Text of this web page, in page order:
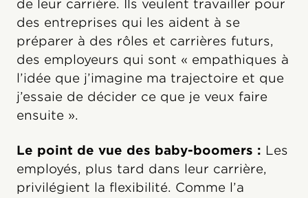
de leur carrière. Ils veulent travailler pour
des entreprises qui les aident à se
préparer à des rôles et carrières futurs,
des employeurs qui sont « empathiques à
l’idée que j’imagine ma trajectoire et que
j’essaie de décider ce que je veux faire
ensuite ».
Le point de vue des baby-boomers : Les
employés, plus tard dans leur carrière,
privilégient la flexibilité. Comme l’a